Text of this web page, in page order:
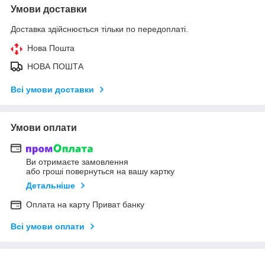
Умови доставки
Доставка здійснюється тільки по передоплаті.
Нова Пошта
НОВА ПОШТА
Всі умови доставки
Умови оплати
Ви отримаєте замовлення
або гроші повернуться на вашу картку
Детальніше
Оплата на карту Приват банку
Всі умови оплати